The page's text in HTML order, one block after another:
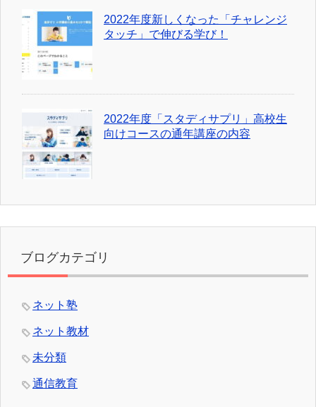
2022年度新しくなった「チャレンジ
タッチ」で伸びる学び！
2022年度「スタディサプリ」高校生
向けコースの通年講座の内容
ブログカテゴリ
ネット塾
ネット教材
未分類
通信教育